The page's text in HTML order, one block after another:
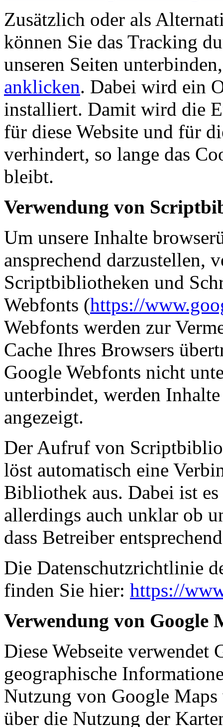
Zusätzlich oder als
können Sie das Tracking
unseren Seiten
anklicken. Dabei wird ein
installiert. Damit wird die
für diese Website und für
verhindert, so lange das
bleibt.
Verwendung von
Um unsere Inhalte
ansprechend darzustellen,
Scriptbibliotheken und
Webfonts (https://
Webfonts werden zur
Cache Ihres Browsers
Google Webfonts nicht
unterbindet, werden
angezeigt.
Der Aufruf von
löst automatisch eine
Bibliothek aus. Dabei ist
allerdings auch unklar ob
dass Betreiber
Die Datenschutzrichtlinie
finden Sie hier: https://
Verwendung von Google
Diese Webseite verwendet
geographische
Nutzung von Google
über die Nutzung der